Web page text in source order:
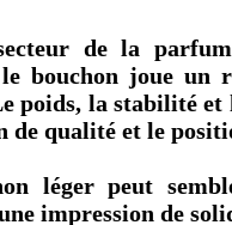
de la
le bouchon joue un
poids, la stabilité et
de qualité et le
léger peut
impression de